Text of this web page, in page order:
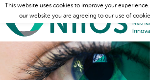
This website uses cookies to improve your
our website you are agreeing to our use of